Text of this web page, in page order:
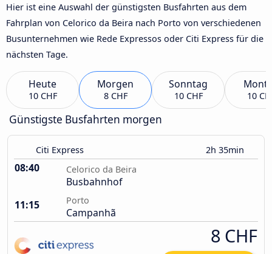
Hier ist eine Auswahl der günstigsten Busfahrten aus dem
Fahrplan von Celorico da Beira nach Porto von verschiedenen
Busunternehmen wie Rede Expressos oder Citi Express für die
nächsten Tage.
Heute
10 CHF
Morgen
8 CHF
Sonntag
10 CHF 10
Günstigste Busfahrten morgen
Citi Express 2h 35min
08:40 Celorico da Beira
Busbahnhof
11:15
Porto
Campanhã
8 CHF